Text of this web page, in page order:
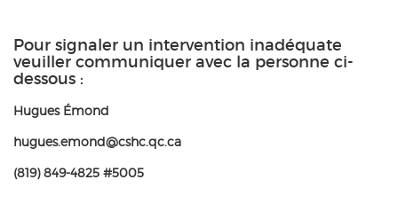
Pour signaler un intervention inadéquate
veuiller communiquer avec la personne ci-
dessous :
Hugues Émond
hugues.emond@cshc.qc.ca
(819) 849-4825 #5005